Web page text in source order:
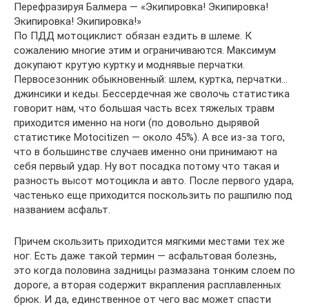
Перефразируя Балмера — «Экипировка! Экипировка!
Экипировка! Экипировка!»
По ПДД мотоциклист обязан ездить в шлеме. К
сожалению многие этим и ограничиваются. Максимум
докупают крутую куртку и моднявые перчатки.
Первосезонник обыкновенный: шлем, куртка, перчатки…
джинсики и кеды. Бессердечная же сволочь статистика
говорит нам, что большая часть всех тяжелых травм
приходится именно на ноги (по довольно дырявой
статистике Motocitizen — около 45%). А все из-за того,
что в большинстве случаев именно они принимают на
себя первый удар. Ну вот посадка потому что такая и
разность высот мотоцикла и авто. После первого удара,
частенько еще приходится поскользить по рашпилю под
названием асфальт.
Причем скользить приходится мягкими местами тех же
ног. Есть даже такой термин — асфальтовая болезнь,
это когда половина задницы размазана тонким слоем по
дороге, а вторая содержит вкрапления расплавленных
брюк. И да, единственное от чего вас может спасти